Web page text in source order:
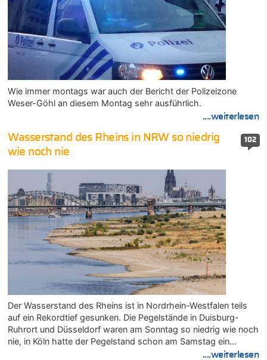
Wie immer montags war auch der Bericht der Polizeizone
Weser-Göhl an diesem Montag sehr ausführlich.
....weiterlesen
102
Wasserstand des Rheins in NRW so niedrig
wie noch nie
Der Wasserstand des Rheins ist in Nordrhein-Westfalen teils
auf ein Rekordtief gesunken. Die Pegelstände in Duisburg-
Ruhrort und Düsseldorf waren am Sonntag so niedrig wie noch
nie, in Köln hatte der Pegelstand schon am Samstag ein…
....weiterlesen